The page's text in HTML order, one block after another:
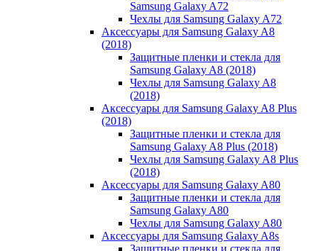
Samsung Galaxy A72
Чехлы для Samsung Galaxy A72
Аксессуары для Samsung Galaxy A8
(2018)
Защитные пленки и стекла для
Samsung Galaxy A8 (2018)
Чехлы для Samsung Galaxy A8
(2018)
Аксессуары для Samsung Galaxy A8 Plus
(2018)
Защитные пленки и стекла для
Samsung Galaxy A8 Plus (2018)
Чехлы для Samsung Galaxy A8 Plus
(2018)
Аксессуары для Samsung Galaxy A80
Защитные пленки и стекла для
Samsung Galaxy A80
Чехлы для Samsung Galaxy A80
Аксессуары для Samsung Galaxy A8s
Защитные пленки и стекла для